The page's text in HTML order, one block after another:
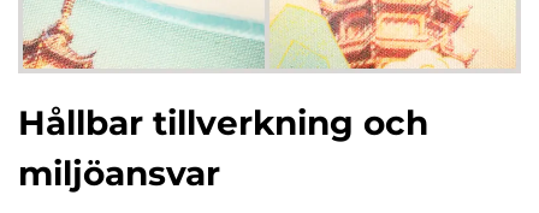
Hållbar tillverkning och
miljöansvar